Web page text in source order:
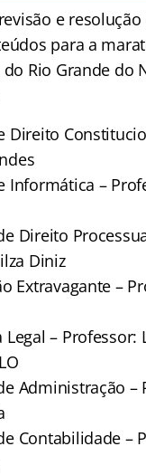
e
para a
Rio Grande do
Direito
Informática –
Direito
Diniz
Extravagante –
Legal – Professor:
Administração –
Contabilidade –